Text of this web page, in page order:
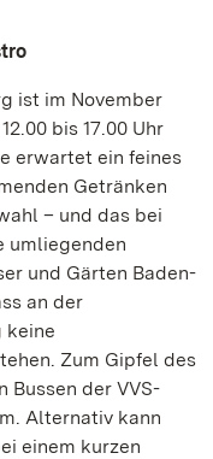
ist im November
bis 17.00 Uhr
erwartet ein feines
Getränken
– und das bei
umliegenden
und Gärten Baden-
an der
keine
Zum Gipfel des
der VVS-
Alternativ kann
einem kurzen